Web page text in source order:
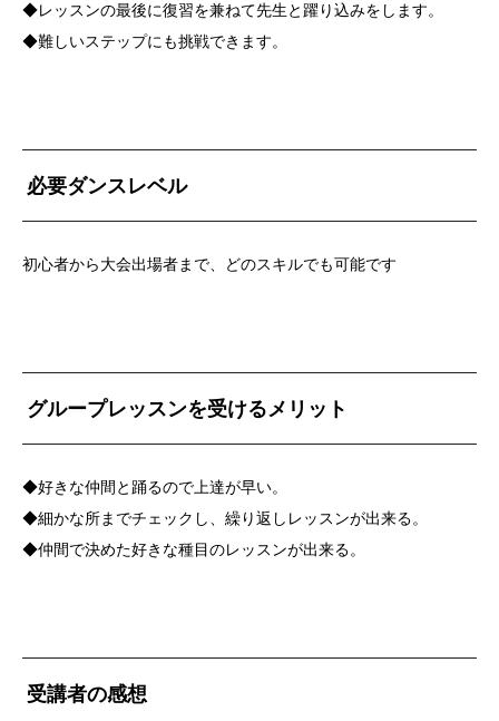
◆レッスンの最後に復習を兼ねて先生と躍り込みをします。
◆難しいステップにも挑戦できます。
必要ダンスレベル
初心者から大会出場者まで、どのスキルでも可能です
グループレッスンを受けるメリット
◆好きな仲間と踊るので上達が早い。
◆細かな所までチェックし、繰り返しレッスンが出来る。
◆仲間で決めた好きな種目のレッスンが出来る。
受講者の感想